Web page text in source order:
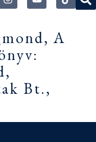
A
Bt.,